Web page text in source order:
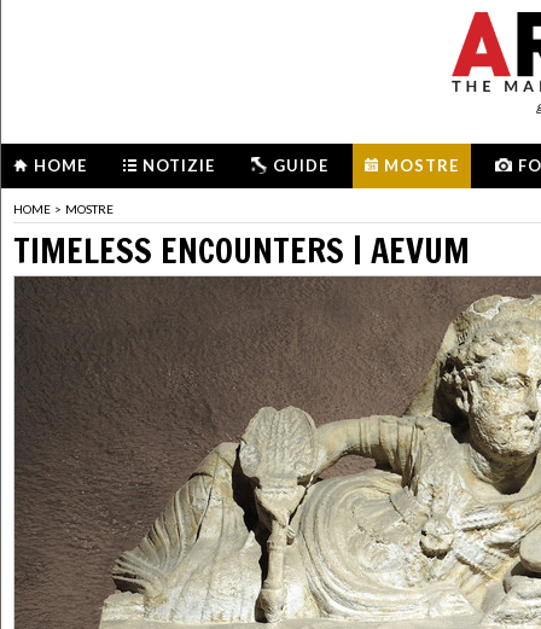
HOME NOTIZIE GUIDE MOSTRE
HOME > MOSTRE
TIMELESS ENCOUNTERS | AEVUM